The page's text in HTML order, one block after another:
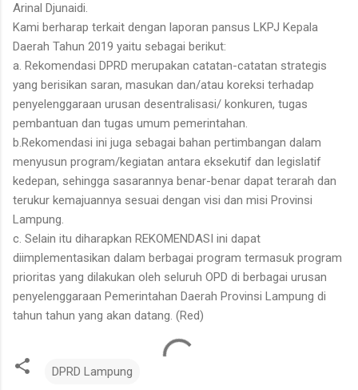
Arinal Djunaidi.
Kami berharap terkait dengan laporan pansus LKPJ Kepala
Daerah Tahun 2019 yaitu sebagai berikut:
a. Rekomendasi DPRD merupakan catatan-catatan strategis
yang berisikan saran, masukan dan/atau koreksi terhadap
penyelenggaraan urusan desentralisasi/ konkuren, tugas
pembantuan dan tugas umum pemerintahan.
b.Rekomendasi ini juga sebagai bahan pertimbangan dalam
menyusun program/kegiatan antara eksekutif dan legislatif
kedepan, sehingga sasarannya benar-benar dapat terarah dan
terukur kemajuannya sesuai dengan visi dan misi Provinsi
Lampung.
c. Selain itu diharapkan REKOMENDASI ini dapat
diimplementasikan dalam berbagai program termasuk program
prioritas yang dilakukan oleh seluruh OPD di berbagai urusan
penyelenggaraan Pemerintahan Daerah Provinsi Lampung di
tahun tahun yang akan datang. (Red)
DPRD Lampung